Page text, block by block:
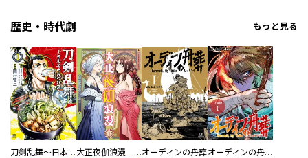
歴史・時代劇 もっと見る
刀剣乱舞～日本号つれづれ酒～ 大正夜伽浪漫 －金曜日の花嫁—オーディンの舟葬 オーディンの舟葬 分冊版